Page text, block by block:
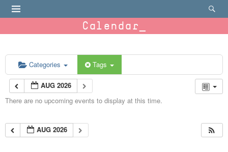
Calendar
Categories Tags
AUG 2026
There are no upcoming events to display at this time.
AUG 2026